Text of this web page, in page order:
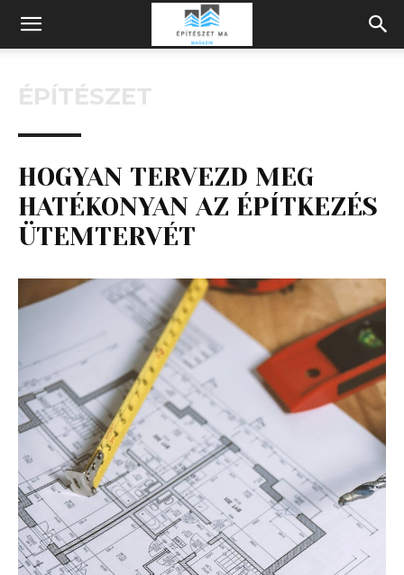
Építeszeti
Magazin
ÉPÍTÉSZET
HOGYAN TERVEZD MEG
HATÉKONYAN AZ ÉPÍTKEZÉS
ÜTEMTERVÉT